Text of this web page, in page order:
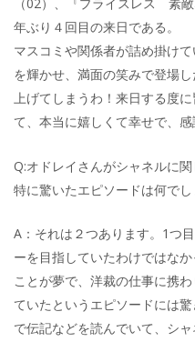
年ぶり４回目の来日である。
マスコミや関係者が詰め掛け
を輝かせ、満面の笑みで登場
上げてしまうわ！来日する度
て、本当に嬉しくて幸せで、
Q:オドレイさんがシャネルに
特に驚いたエピソードは何でし
A：それは２つあります。1つ
ーを目指していたわけではな
ことが夢で、洋裁の仕事に携
ていたというエピソードには
で伝記などを読んでいて、シ